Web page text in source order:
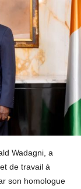
Wadagni, a
de travail à
son homologue